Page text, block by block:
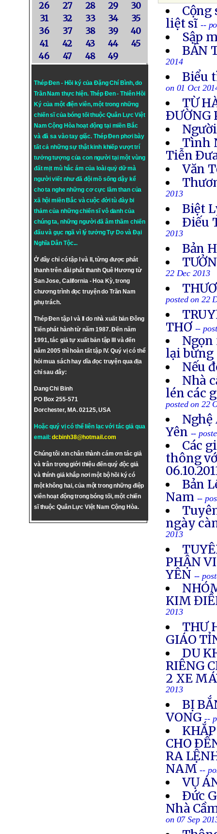
26
27 28 29
30
31
32 33 34
35
36
37 38 39
40
41
42 43 44
45
46
47 48 49
Thép Đen - Hồi ký của Đặng Chí Bình, do
Trần Nam thực hiện. Thép Đen- Thiên Hồi
Ký của một điện viên, một trong những
chiến sĩ của bóng tối thuộc Quân Lực Việt
Nam Cộng Hòa hoạt động tại miền Bắc
và đã sa vào tay giặc. Thép Đen phơi bày
tất cả những sự thật kinh khiếp vượt trí
tưởng tượng của con người tại một vùng
đất mịt mù hắc ám của loài quỷ dữ mà
người viết như đã đội mồ sống dậy kể
cho ta nghe những cơ cực lầm than của
xã hội miền Bắc và cuộc đời tù đày bi
thảm của những chiến sĩ vô danh của
chúng ta, những người đã âm thầm chiến
đấu và gục ngã vì lý tưởngTự DovàĐại
Nghĩa Dân Tộc...
Ở đây chỉ có tập I và II, từng được phát
thanh trên đài phát thanh Quê Hương từ
San Jose, California - Hoa Kỳ, trong
chương trình đọc truyện do Trần Nam
phụ trách.
Thép Đen tập I và II do nhà xuất bản Đông
Tiến phát hành từ năm 1987. Đến năm
1991, tác giả tự xuất bản tập III và đến
năm 2005 thì hoàn tất tập IV. Quý vị có thể
hỏi mua sách hay dĩa đọc truyện qua địa
chỉ sau đây:
Dang Chi Binh
PO Box 255-571
Dorchester, MA. 02125, USA
Hoặc quý vị có thể liên lạc với tác giả qua
email:dcbinh38@hotmail.com
Chúng tôi xin chân thành cám ơn tác giả
và trân trọng giới thiệu đến quý độc giả
và thính giả khắp nơi một bộ hồi ký có
một không hai, của một trong những điệp
viên hoạt động trong bóng tối, một chiến
sĩ thuộc Quân Lực Việt Nam Cộng Hòa.
Cộng
liệt sĩ --
Sập
BẢN
2014
Biểu
on 01 Oct
TỪ
ÐƯỜNG
Tình
Tiễn
Văn
2013
Biệt
Ðiếu
2013
Bản
22 Dec 2013
posted on 22
THƠ --
lại bừng
Nếu
Nhà
lén các
posted on 22
Nghệ
Yên --
Các
thông
Bản
Nam --
ngày
2013
PHẬN
YÊN --
KIM
2013
THƯ
GIÁO
DU
RIÊNG
2 XE
2013
BỊ
VONG --
CHO
RA
NAM--
VỤ
Ðức
Nhà
on 07 Sep